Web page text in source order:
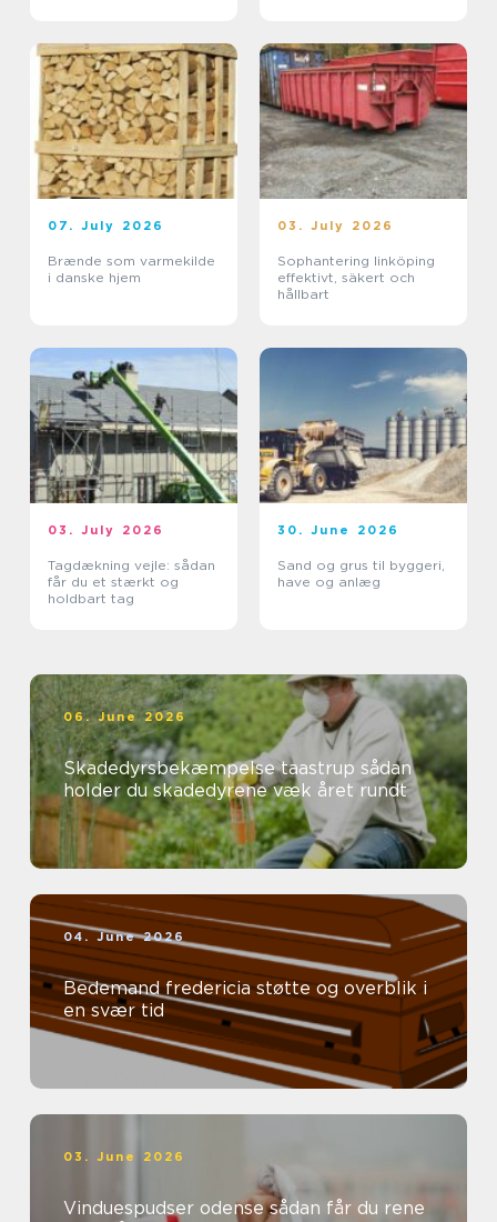
07. July 2026
Brænde som varmekilde
i danske hjem
03. July 2026
Sophantering linköping
effektivt, säkert och
hållbart
03. July 2026
Tagdækning vejle: sådan
får du et stærkt og
holdbart tag
30. June 2026
Sand og grus til byggeri,
have og anlæg
06. June 2026
Skadedyrsbekæmpelse taastrup sådan
holder du skadedyrene væk året rundt
04. June 2026
Bedemand fredericia støtte og overblik i
en svær tid
03. June 2026
Vinduespudser odense sådan får du rene